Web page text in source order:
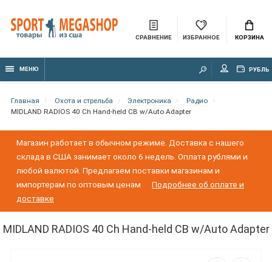
СРАВНЕНИЕ ИЗБРАННОЕ КОРЗИНА
МЕНЮ РУБЛЬ
Главная Охота и стрельба Электроника
Радио
MIDLAND RADIOS 40 Ch Hand-held CB w/Auto Adapter
Магазин работает в обычном режиме. Доставка с нашего
склада в США занимает около 6 недель. Оплата рублями и
любой валютой. Предлагаем поставки магазинам и
импортерам по оптовым ценам
Подробнее об оплате и
доставке
MIDLAND RADIOS 40 Ch Hand-held CB w/Auto Adapter